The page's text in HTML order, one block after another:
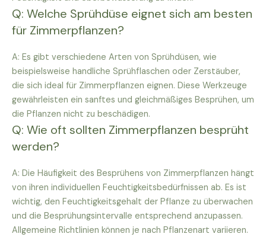
Q: Welche Sprühdüse eignet sich am besten
für Zimmerpflanzen?
A: Es gibt verschiedene Arten von Sprühdüsen, wie
beispielsweise handliche Sprühflaschen oder Zerstäuber,
die sich ideal für Zimmerpflanzen eignen. Diese Werkzeuge
gewährleisten ein sanftes und gleichmäßiges Besprühen, um
die Pflanzen nicht zu beschädigen.
Q: Wie oft sollten Zimmerpflanzen besprüht
werden?
A: Die Häufigkeit des Besprühens von Zimmerpflanzen hängt
von ihren individuellen Feuchtigkeitsbedürfnissen ab. Es ist
wichtig, den Feuchtigkeitsgehalt der Pflanze zu überwachen
und die Besprühungsintervalle entsprechend anzupassen.
Allgemeine Richtlinien können je nach Pflanzenart variieren.